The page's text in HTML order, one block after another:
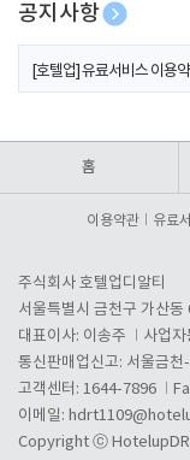
공지사항
[호텔업] 개인정보 처리방침
[호텔업] 유료서비스 이용
홈
이용약관 유료
주식회사 호텔업디알티
서울특별시 금천구 가산
대표이사: 이송주
사업
통신판매업신고: 서울금천
고객센터: 1644-7896
이메일:
Copyright ⓒ